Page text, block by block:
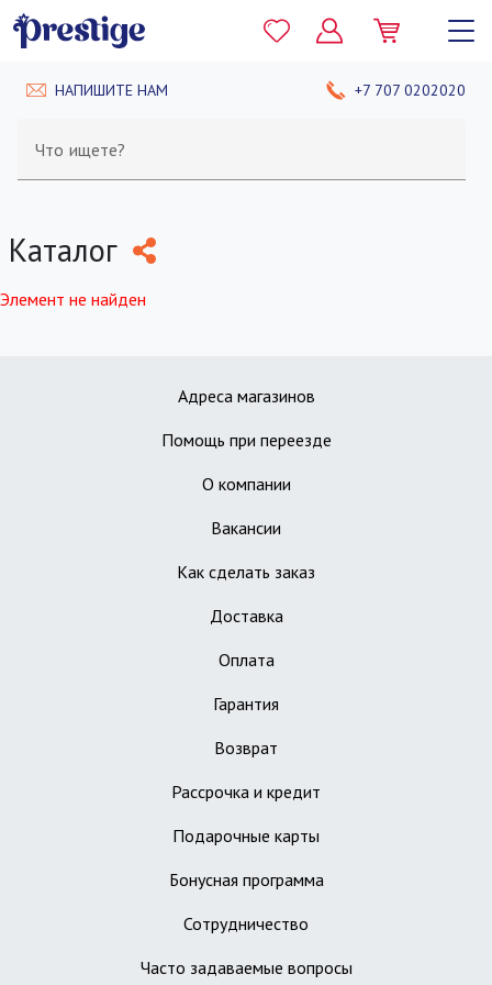
НАПИШИТЕ НАМ +7 707 0202020
Что ищете?
Каталог
Элемент не найден
Адреса магазинов
Помощь при переезде
О компании
Вакансии
Как сделать заказ
Доставка
Оплата
Гарантия
Возврат
Рассрочка и кредит
Подарочные карты
Бонусная программа
Сотрудничество
Часто задаваемые вопросы